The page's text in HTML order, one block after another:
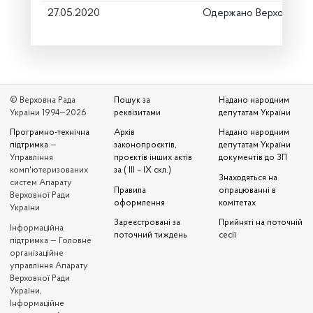
27.05.2020 Одержано Верховною
© Верховна Рада
України 1994—2026
Програмно-технічна
підтримка —
Управління
комп'ютеризованих
систем Апарату
Верховної Ради
України
Iнформаційна
підтримка — Головне
організаційне
управління Апарату
Верховної Ради
України,
Інформаційне
Пошук за
реквізитами
Архів
законопроєктів,
проєктів інших актів
за ( III – IX скл.)
Правила
оформлення
Зареєстровані за
поточний тиждень
Надано народним
депутатам України
Надано народним
депутатам України
документів до ЗП
Знаходяться на
опрацюванні в
комітетах
Прийняті на поточній
сесії